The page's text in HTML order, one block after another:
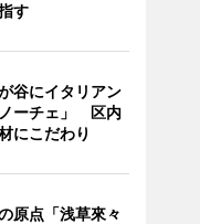
す
谷にイタリアン
ノーチェ」 区内
にこだわり
原点「浅草來々